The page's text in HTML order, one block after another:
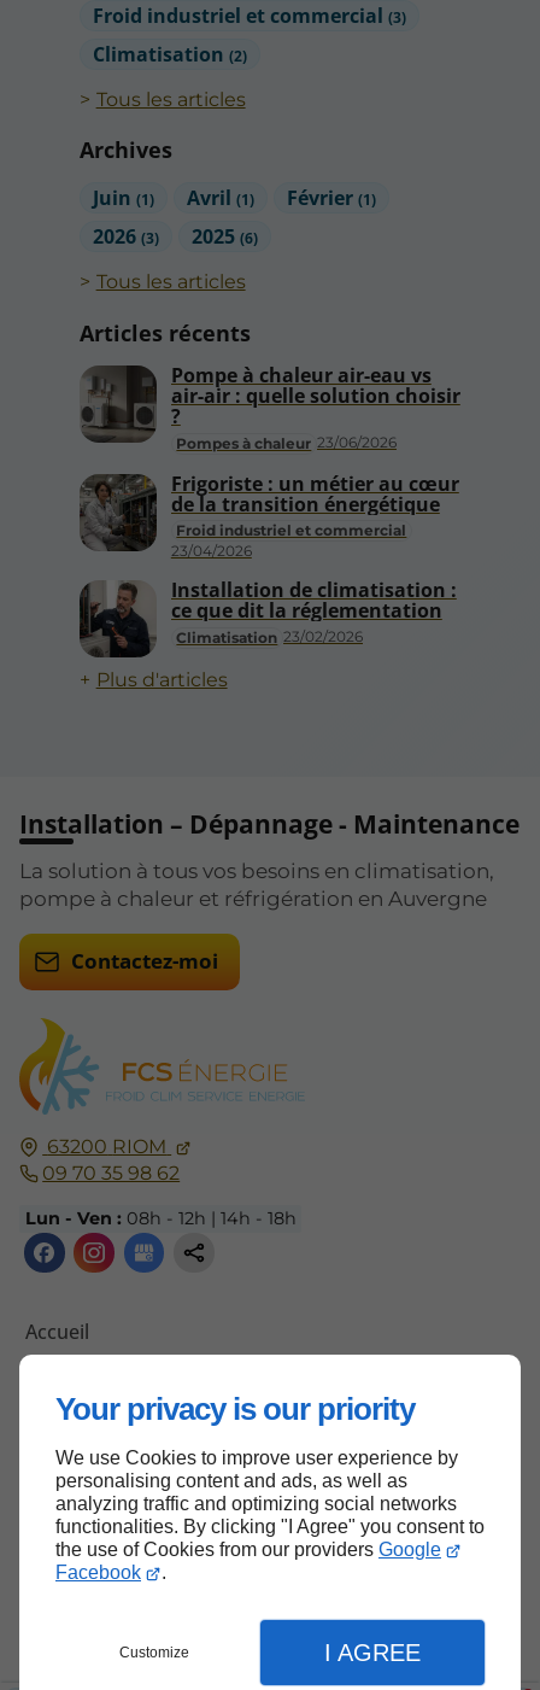
Your privacy is our priority
We use Cookies to improve user experience by
personalising content and ads, as well as
analyzing traffic and optimizing social networks
functionalities. By clicking "I Agree" you consent to
the use of Cookies from our providers Google
Facebook
.
Customize I AGREE
Froid industriel et commercial (3)
Climatisation (2)
Tous les articles
Archives
Juin (1) Avril(1) Février(1)
2026 (3) 2025(6)
Tous les articles
Articles récents
Pompes à chaleur 23/06/2026
Pompe à chaleur air-eau vs
air-air : quelle solution choisir
?
Froid industriel et commercial
23/04/2026
Frigoriste : un métier au cœur
de la transition énergétique
Climatisation 23/02/2026
Installation de climatisation :
ce que dit la réglementation
Plus d'articles
63200 RIOM
09 70 35 98 62
Lun - Ven : 08h - 12h | 14h - 18h
Accueil
Mentions légales
Plan du site
Installation – Dépannage - Maintenance
La solution à tous vos besoins en climatisation,
pompe à chaleur et réfrigération en Auvergne
Contactez-moi
Haut de page